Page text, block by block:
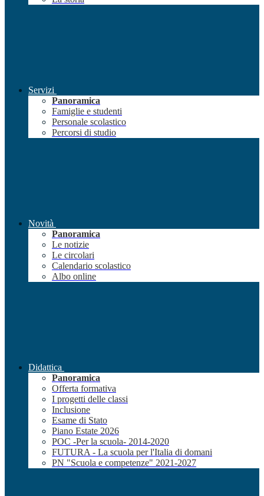
Servizi
Panoramica
Famiglie e studenti
Personale scolastico
Percorsi di studio
Novità
Panoramica
Le notizie
Le circolari
Calendario scolastico
Albo online
Didattica
Panoramica
Offerta formativa
I progetti delle classi
Inclusione
Esame di Stato
Piano Estate 2026
POC -Per la scuola- 2014-2020
FUTURA - La scuola per l'Italia di domani
PN "Scuola e competenze" 2021-2027